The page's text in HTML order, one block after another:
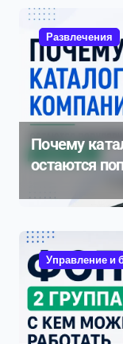
Развлечения
Почему
остаются
Управление и